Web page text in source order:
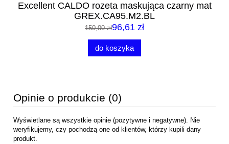
Excellent CALDO rozeta maskująca czarny mat
GREX.CA95.M2.BL
150,00 zł96,61 zł
do koszyka
Opinie o produkcie (0)
Wyświetlane są wszystkie opinie (pozytywne i negatywne). Nie
weryfikujemy, czy pochodzą one od klientów, którzy kupili dany
produkt.